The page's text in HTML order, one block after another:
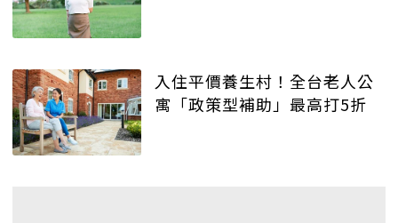
入住平價養生村！全台老人公
寓「政策型補助」最高打5折